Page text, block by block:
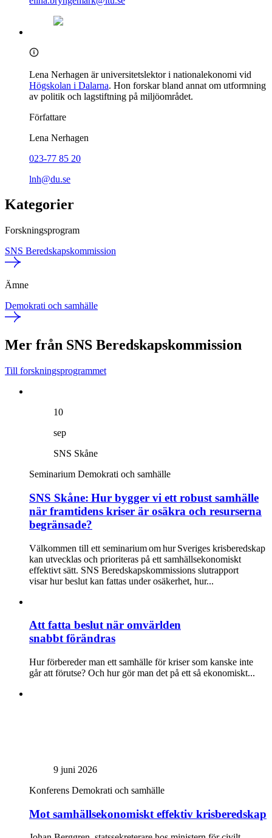
Lena Nerhagen är universitetslektor i nationalekonomi vid
Högskolan i Dalarna. Hon forskar bland annat om utformning
av politik och lagstiftning på miljöområdet.
Författare
Lena Nerhagen
023-77 85 20
lnh@du.se
Kategorier
Forskningsprogram
SNS Beredskapskommission
Ämne
Demokrati och samhälle
Mer från SNS Beredskapskommission
Till forskningsprogrammet
10
sep
SNS Skåne
Seminarium Demokrati och samhälle
SNS Skåne: Hur bygger vi ett robust samhälle
när framtidens kriser är osäkra och resurserna
begränsade?
Välkommen till ett seminarium om hur Sveriges krisberedskap
kan utvecklas och prioriteras på ett samhällsekonomiskt
effektivt sätt. SNS Beredskapskommissions slutrapport
visar hur beslut kan fattas under osäkerhet, hur...
Att fatta beslut när omvärlden
snabbt förändras
Hur förbereder man ett samhälle för kriser som kanske inte
går att förutse? Och hur gör man det på ett så ekonomiskt...
9 juni 2026
Konferens Demokrati och samhälle
Mot samhällsekonomiskt effektiv krisberedskap